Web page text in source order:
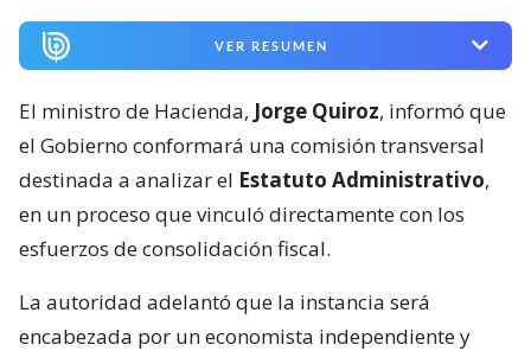
VER RESUMEN
El ministro de Hacienda, Jorge Quiroz, informó que
el Gobierno conformará una comisión transversal
destinada a analizar el Estatuto Administrativo,
en un proceso que vinculó directamente con los
esfuerzos de consolidación fiscal.
La autoridad adelantó que la instancia será
encabezada por un economista independiente y